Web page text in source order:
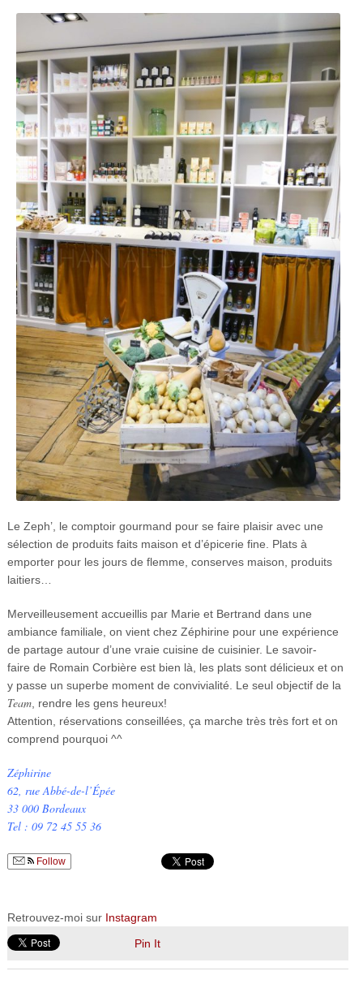
Le Zeph’, le comptoir gourmand pour se faire plaisir avec une
sélection de produits faits maison et d’épicerie fine. Plats à
emporter pour les jours de flemme, conserves maison, produits
laitiers…
Merveilleusement accueillis par Marie et Bertrand dans une
ambiance familiale, on vient chez Zéphirine pour une expérience
de partage autour d’une vraie cuisine de cuisinier. L e savoir-
faire de Romain Corbière est bien là, les plats sont délicieux et on
y passe un superbe moment de convivialité. Le seul objectif de la
Team, rendre les gens heureux!
Attention, réservations conseillées, ça marche très très fort et on
comprend pourquoi ^^
Zéphirine
62, rue Abbé-de-l’Épée
33 000 Bordeaux
Tel : 09 72 45 55 36
Follow
Retrouvez-moi sur Instagram
Pin It